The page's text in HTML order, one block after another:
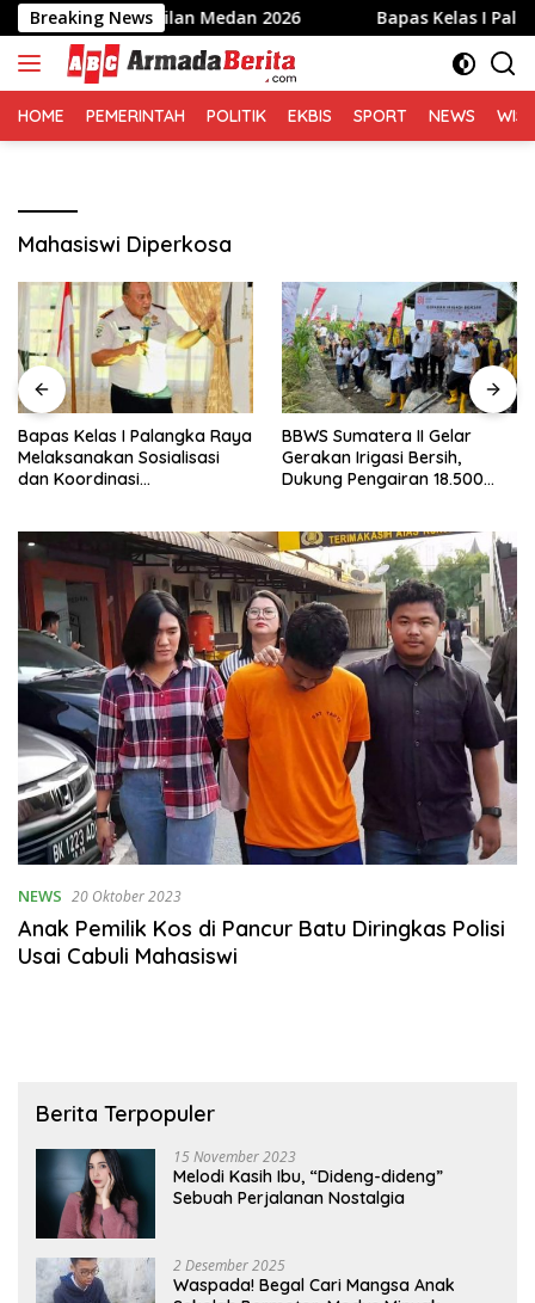
Langsung
ke
konten
Breaking News
Perwakilan Medan 2026 Bapas Kelas I Palangka
HOME PEMERINTAH POLITIK EKBIS SPORT NEWS
Mahasiswi Diperkosa
Bapas Kelas I Palangka Raya
Melaksanakan Sosialisasi
dan Koordinasi
BBWS Sumatera II Gelar
Gerakan Irigasi Bersih,
Dukung Pengairan 18.500
NEWS 20 Oktober 2023
Anak Pemilik Kos di Pancur Batu Diringkas Polisi
Usai Cabuli Mahasiswi
Berita Terpopuler
15 November 2023
Melodi Kasih Ibu, “Dideng-dideng”
Sebuah Perjalanan Nostalgia
2 Desember 2025
Waspada! Begal Cari Mangsa Anak